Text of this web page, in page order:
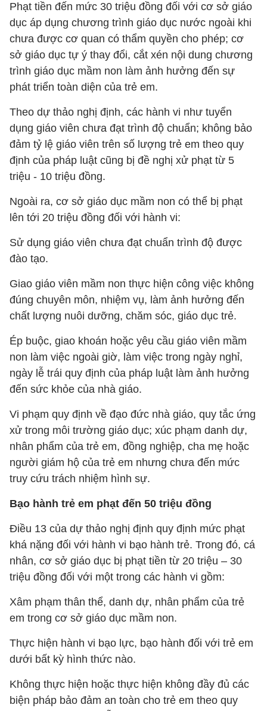
Phạt tiền đến mức 30 triệu đồng đối với cơ sở giáo
dục áp dụng chương trình giáo dục nước ngoài khi
chưa được cơ quan có thẩm quyền cho phép; cơ
sở giáo dục tự ý thay đổi, cắt xén nội dung chương
trình giáo dục mầm non làm ảnh hưởng đến sự
phát triển toàn diện của trẻ em.
Theo dự thảo nghị định, các hành vi như tuyển
dụng giáo viên chưa đạt trình độ chuẩn; không bảo
đảm tỷ lệ giáo viên trên số lượng trẻ em theo quy
định của pháp luật cũng bị đề nghị xử phạt từ 5
triệu - 10 triệu đồng.
Ngoài ra, cơ sở giáo dục mầm non có thể bị phạt
lên tới 20 triệu đồng đối với hành vi:
Sử dụng giáo viên chưa đạt chuẩn trình độ được
đào tạo.
Giao giáo viên mầm non thực hiện công việc không
đúng chuyên môn, nhiệm vụ, làm ảnh hưởng đến
chất lượng nuôi dưỡng, chăm sóc, giáo dục trẻ.
Ép buộc, giao khoán hoặc yêu cầu giáo viên mầm
non làm việc ngoài giờ, làm việc trong ngày nghỉ,
ngày lễ trái quy định của pháp luật làm ảnh hưởng
đến sức khỏe của nhà giáo.
Vi phạm quy định về đạo đức nhà giáo, quy tắc ứng
xử trong môi trường giáo dục; xúc phạm danh dự,
nhân phẩm của trẻ em, đồng nghiệp, cha mẹ hoặc
người giám hộ của trẻ em nhưng chưa đến mức
truy cứu trách nhiệm hình sự.
Bạo hành trẻ em phạt đến 50 triệu đồng
Điều 13 của dự thảo nghị định quy định mức phạt
khá nặng đối với hành vi bạo hành trẻ. Trong đó, cá
nhân, cơ sở giáo dục bị phạt tiền từ 20 triệu – 30
triệu đồng đối với một trong các hành vi gồm:
Xâm phạm thân thể, danh dự, nhân phẩm của trẻ
em trong cơ sở giáo dục mầm non.
Thực hiện hành vi bạo lực, bạo hành đối với trẻ em
dưới bất kỳ hình thức nào.
Không thực hiện hoặc thực hiện không đầy đủ các
biện pháp bảo đảm an toàn cho trẻ em theo quy